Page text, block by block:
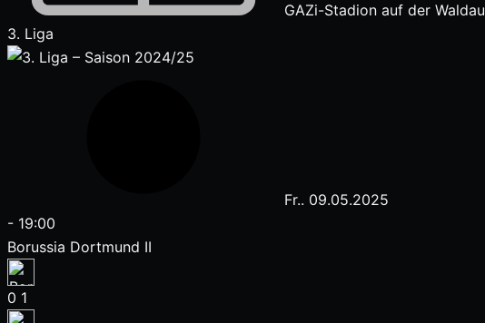
GAZi-Stadion auf der Waldau
3. Liga
Fr.. 09.05.2025
- 19:00
Borussia Dortmund II
0 1